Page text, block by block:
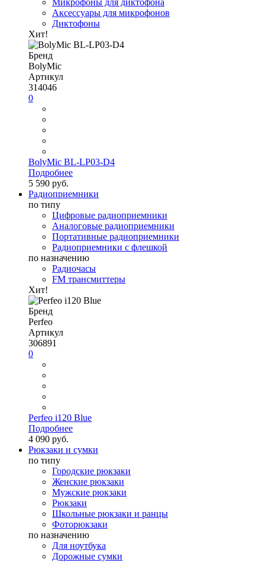
Микрофоны для диктофона
Аксессуары для микрофонов
Диктофоны
Хит!
Бренд
BolyMic
Артикул
314046
0
BolyMic BL-LP03-D4
Подробнее
5 590 руб.
Радиоприемники
по типу
Цифровые радиоприемники
Аналоговые радиоприемники
Портативные радиоприемники
Радиоприемники с флешкой
по назначению
Радиочасы
FM трансмиттеры
Хит!
Бренд
Perfeo
Артикул
306891
0
Perfeo i120 Blue
Подробнее
4 090 руб.
Рюкзаки и сумки
по типу
Городские рюкзаки
Женские рюкзаки
Мужские рюкзаки
Рюкзаки
Школьные рюкзаки и ранцы
Фоторюкзаки
по назначению
Для ноутбука
Дорожные сумки